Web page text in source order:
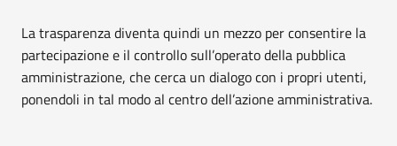
La trasparenza diventa quindi un mezzo per consentire la
partecipazione e il controllo sull’operato della pubblica
amministrazione, che cerca un dialogo con i propri utenti,
ponendoli in tal modo al centro dell’azione amministrativa.